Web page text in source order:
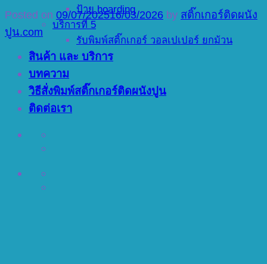
ป้าย hoarding
บริการที่ 5
รับพิมพ์สติ๊กเกอร์ วอลเปเปอร์ ยกม้วน
สินค้า และ บริการ
บทความ
วิธีสั่งพิมพ์สติ๊กเกอร์ติดผนังปูน
ติดต่อเรา
Posted on 09/07/202516/03/2026 by สติ๊กเกอร์ติดผนัง
ปูน.com